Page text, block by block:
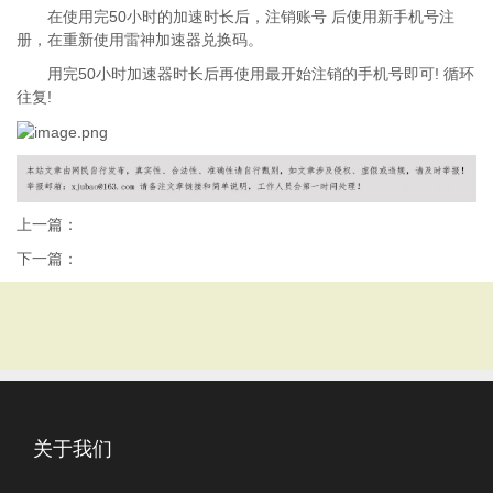
在使用完50小时的加速时长后，注销账号 后使用新手机号注
册，在重新使用雷神加速器兑换码。
用完50小时加速器时长后再使用最开始注销的手机号即可! 循环
往复!
上一篇：
下一篇：
关于我们